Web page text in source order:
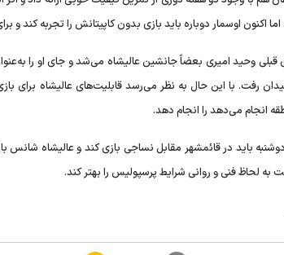
اما اکنون اوسمار دوباره باید بازی بدون کاپیتانش را تجربه
قبلی وحید امیری بعضاً جانشین عالیشاه می‌شد و جای او را
رفت. با این حال به نظر می‌رسد قابلیت‌های عالیشاه برای
انجام می‌دهد را انجام دهد.
باید در قائمشهر مقابل نساجی بازی کند و عالیشاه
به لحاظ فنی و روانی شرایط پرسپولیس را بهتر کند.